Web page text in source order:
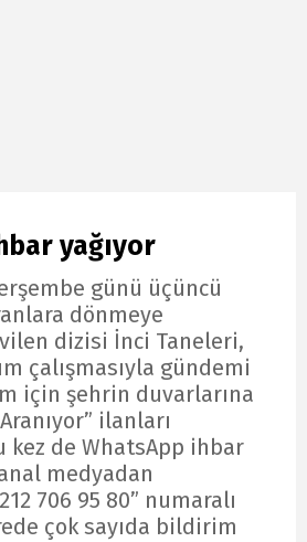
yağıyor
günü üçüncü
dönmeye
dizisi İnci Taneleri,
çalışmasıyla gündemi
için şehrin duvarlarına
ilanları
kez de WhatsApp ihbar
medyadan
706 95 80” numaralı
çok sayıda bildirim